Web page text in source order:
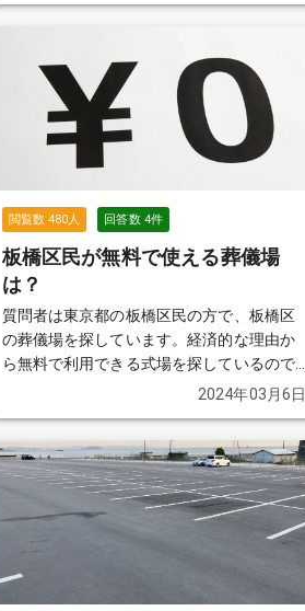
閲覧数 480人 回答数 4件
板橋区民が無料で使える葬儀場
は？
質問者は東京都の板橋区民の方で、板橋区
の葬儀場を探しています。経済的な理由か
ら無料で利用できる式場を探しているので
すが、中々見つからず困っています。どな
2024年03月6日